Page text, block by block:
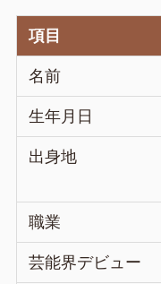
項目
名前
生年月日
出身地
職業
芸能界デビュー